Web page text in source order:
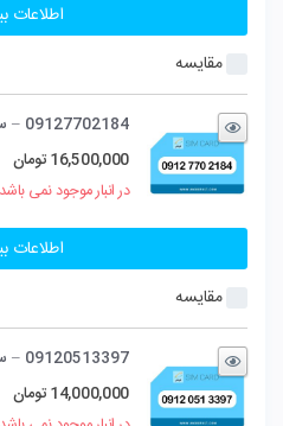
اطلاعات
مقایسه
09127702184 – سیم کارت دائمی همراه اول (صفر)
16,500,000 تومان
در انبار موجود نمی باشد
اطلاعات
مقایسه
09120513397 – سیم کارت دائمی همراه اول (صفر)
14,000,000 تومان